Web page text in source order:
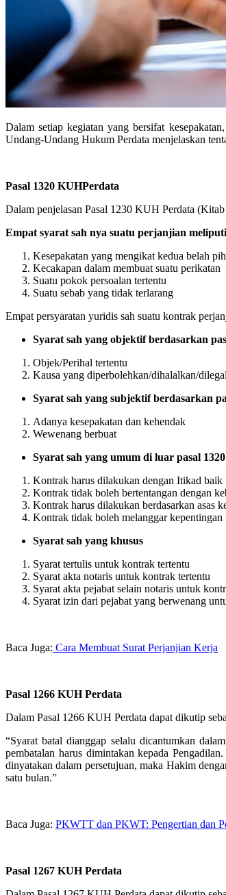
Dalam setiap kegiatan yang bersifat
Undang-Undang Hukum Perdata menjelaskan
Pasal 1320 KUHPerdata
Dalam penjelasan Pasal 1230 KUH Perdata
Empat syarat sah nya suatu perjanjian
Kesepakatan yang mengikat kedua belah
Kecakapan dalam membuat suatu perikatan
Suatu pokok persoalan tertentu
Suatu sebab yang tidak terlarang
Empat persyaratan yuridis sah suatu kontrak
Syarat sah yang objektif berdasarkan
Objek/Perihal tertentu
Kausa yang diperbolehkan/dihalalkan/
Syarat sah yang subjektif berdasarkan
Adanya kesepakatan dan kehendak
Wewenang berbuat
Syarat sah yang umum di luar pasal
Kontrak harus dilakukan dengan Itikad baik
Kontrak tidak boleh bertentangan dengan
Kontrak harus dilakukan berdasarkan asas
Kontrak tidak boleh melanggar kepentingan
Syarat sah yang khusus
Syarat tertulis untuk kontrak tertentu
Syarat akta notaris untuk kontrak tertentu
Syarat akta pejabat selain notaris untuk
Syarat izin dari pejabat yang berwenang
Baca Juga: Cara Membuat Surat Perjanjian Kerja
Pasal 1266 KUH Perdata
Dalam Pasal 1266 KUH Perdata dapat dikutip
“Syarat batal dianggap selalu dicantumkan
pembatalan harus dimintakan kepada
dinyatakan dalam persetujuan, maka Hakim
satu bulan.”
Baca Juga: PKWTT dan PKWT: Pengertian dan
Pasal 1267 KUH Perdata